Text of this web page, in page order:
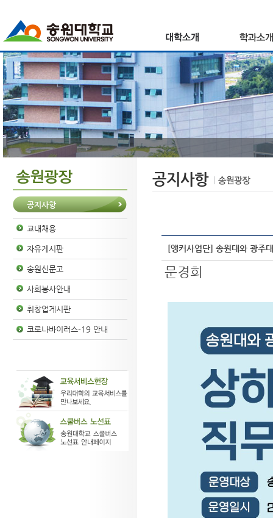
공지사항
교내채용
자유게시판
송원신문고
사회봉사안내
취창업게시판
코로나바이러스-19 안내
공지사항
[앵커사업단] 송원대와 광주
문경희